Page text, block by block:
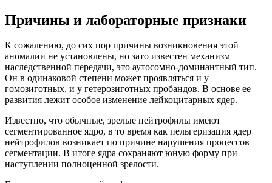
Причины и лабораторные признаки
К сожалению, до сих пор причины возникновения этой
аномалии не установлены, но зато известен механизм
наследственной передачи, это аутосомно-доминантный тип.
Он в одинаковой степени может проявляться и у
гомозиготных, и у гетерозиготных пробандов. В основе ее
развития лежит особое изменение лейкоцитарных ядер.
Известно, что обычные, зрелые нейтрофилы имеют
сегментированное ядро, в то время как пельгеризация ядер
нейтрофилов возникает по причине нарушения процессов
сегментации. В итоге ядра сохраняют юную форму при
наступлении полноценной зрелости.